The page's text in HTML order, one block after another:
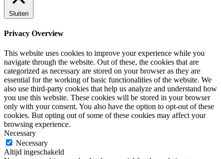
Sluiten
Privacy Overview
This website uses cookies to improve your experience while you
navigate through the website. Out of these, the cookies that are
categorized as necessary are stored on your browser as they are
essential for the working of basic functionalities of the website. We
also use third-party cookies that help us analyze and understand how
you use this website. These cookies will be stored in your browser
only with your consent. You also have the option to opt-out of these
cookies. But opting out of some of these cookies may affect your
browsing experience.
Necessary
Necessary
Altijd ingeschakeld